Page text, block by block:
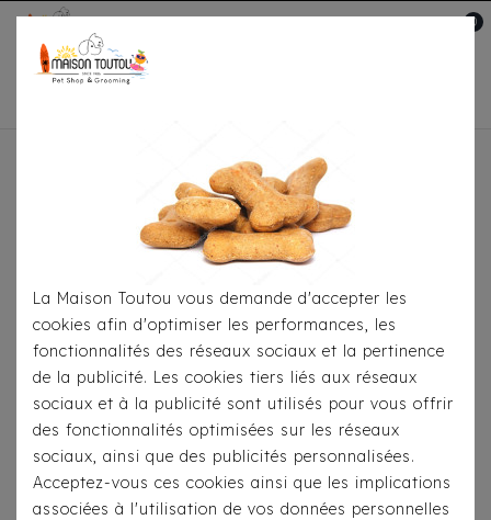
0
Pour Les Balades Colliers
Hunter Diamond Petit Gris
La Maison Toutou vous demande d'accepter les
cookies afin d'optimiser les performances, les
fonctionnalités des réseaux sociaux et la pertinence
de la publicité. Les cookies tiers liés aux réseaux
sociaux et à la publicité sont utilisés pour vous offrir
des fonctionnalités optimisées sur les réseaux
sociaux, ainsi que des publicités personnalisées.
Acceptez-vous ces cookies ainsi que les implications
associées à l'utilisation de vos données personnelles